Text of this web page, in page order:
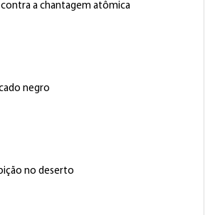
a chantagem atômica
negro
no deserto